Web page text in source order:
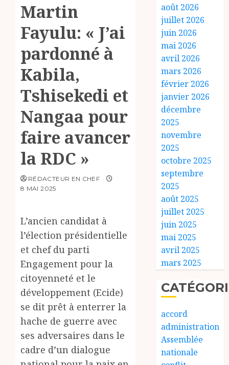
Martin
Fayulu: « J’ai
pardonné à
Kabila,
Tshisekedi et
Nangaa pour
faire avancer
la RDC »
RÉDACTEUR EN CHEF
8 MAI 2025
L’ancien candidat à
l’élection présidentielle
et chef du parti
Engagement pour la
citoyenneté et le
développement (Ecide)
se dit prêt à enterrer la
hache de guerre avec
ses adversaires dans le
cadre d’un dialogue
août 2026
juillet 2026
juin 2026
mai 2026
avril 2026
mars 2026
février 2026
janvier 2026
décembre
2025
novembre
2025
octobre 2025
septembre
2025
août 2025
juillet 2025
juin 2025
mai 2025
avril 2025
mars 2025
accord
administration
Assemblée
nationale